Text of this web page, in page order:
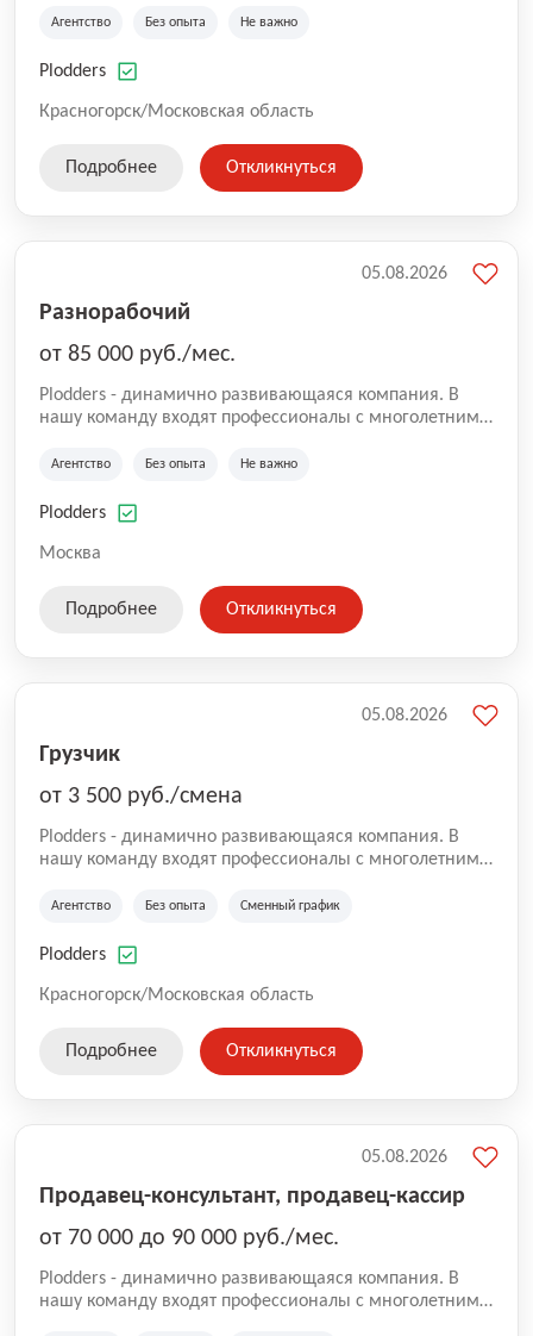
на рынке аутсорсинга, а накопленный опыт позволяют
оказываемых услуг.
Агентство Без опыта Не важно
Plodders
Красногорск/Московская область
Подробнее Откликнуться
Разнорабочий
от 85 000 руб./мес.
Plodders - динамично развивающаяся компания. В
нашу команду входят профессионалы с многолетним
на рынке аутсорсинга, а накопленный опыт позволяют
оказываемых услуг.
Агентство Без опыта Не важно
Plodders
Москва
05.08.2026
Подробнее Откликнуться
Грузчик
от 3 500 руб./смена
Plodders - динамично развивающаяся компания. В
нашу команду входят профессионалы с многолетним
на рынке аутсорсинга, а накопленный опыт позволяют
оказываемых услуг.
Агентство Без опыта Сменный график
Plodders
Красногорск/Московская область
05.08.2026
Подробнее Откликнуться
Продавец-консультант, продавец-кассир
от 70 000 до 90 000 руб./мес.
Plodders - динамично развивающаяся компания. В
нашу команду входят профессионалы с многолетним
05.08.2026